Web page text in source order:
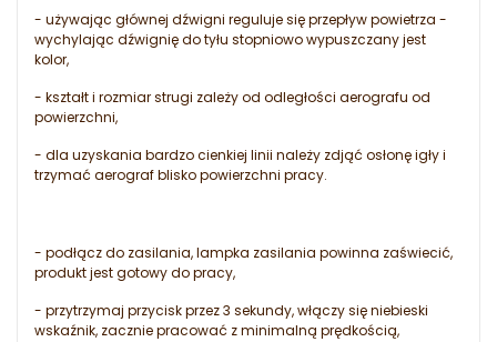
- używając głównej dźwigni reguluje się przepływ powietrza -
wychylając dźwignię do tyłu stopniowo wypuszczany jest
kolor,
- kształt i rozmiar strugi zależy od odległości aerografu od
powierzchni,
- dla uzyskania bardzo cienkiej linii należy zdjąć osłonę igły i
trzymać aerograf blisko powierzchni pracy.
- podłącz do zasilania, lampka zasilania powinna zaświecić,
produkt jest gotowy do pracy,
- przytrzymaj przycisk przez 3 sekundy, włączy się niebieski
wskaźnik, zacznie pracować z minimalną prędkością,